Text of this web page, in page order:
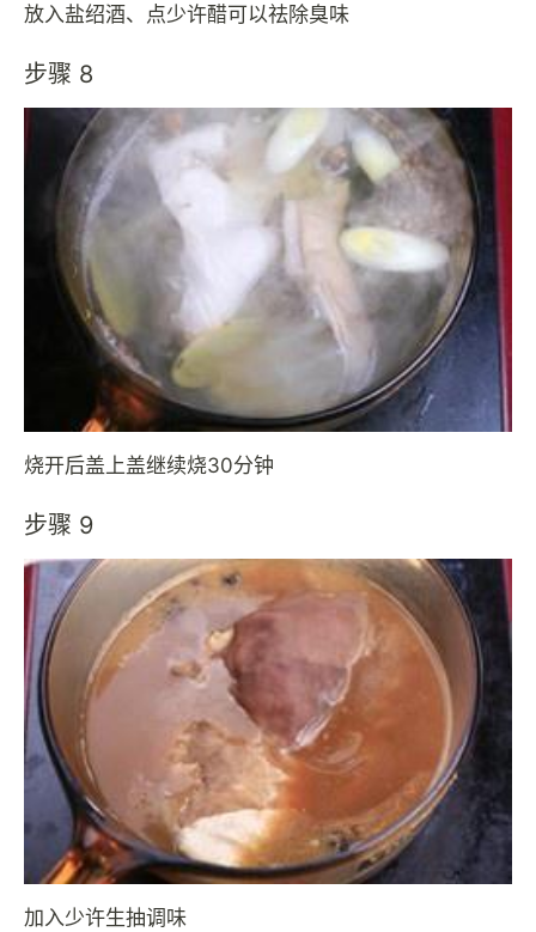
放入盐绍酒、点少许醋可以祛除臭味
步骤 8
烧开后盖上盖继续烧30分钟
步骤 9
加入少许生抽调味